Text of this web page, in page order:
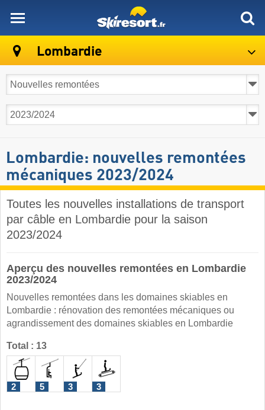
Lombardie
Lombardie: nouvelles remontées
mécaniques 2023/2024
Toutes les nouvelles installations de transport
par câble en Lombardie pour la saison
2023/2024
Aperçu des nouvelles remontées en Lombardie
2023/2024
Nouvelles remontées dans les domaines skiables en
Lombardie : rénovation des remontées mécaniques ou
agrandissement des domaines skiables en Lombardie
Total : 13
2 5 3 3